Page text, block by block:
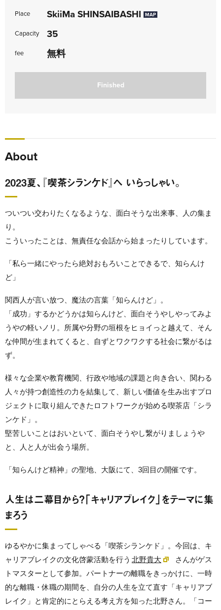
Place SkiiMa SHINSAIBASHI MAP
Capacity 35
fee 無料
Finished
About
2023夏、『喫茶シランケド』へ いらっしゃい。
ついつい交わりたくなるような、面白そうな出来事、人の集ま
り。
こういったことは、無責任な会話から始まったりしています。
「私ら一緒にやったら絶対おもろいことできるで、知らんけ
ど」
関西人が言い放つ、魔法の言葉「知らんけど」。
「成功」するかどうかは知らんけど、面白そうやしやってみよ
うやの軽いノリ。所属や分野の垣根をヒョイっと越えて、そん
な仲間が生まれてくると、自ずとワクワクする社会に繋がるは
ず。
様々な企業や教育機関、行政や地域の課題と向き合い、関わる
人々が持つ創造性の力を結集して、新しい価値を生み出すプロ
ジェクトに取り組んできたロフトワークが始める喫茶店「シラ
ンケド」。
堅苦しいことはおいといて、面白そうやし繋がりましょうや
と、人と人が出会う場所。
「知らんけど精神」の聖地、大阪にて、3回目の開催です。
人生は二幕目から？「キャリアブレイク」をテーマに集
まろう
ゆるやかに集まってしゃべる「喫茶シランケド」。今回は、 キ
ャリアブレイクの文化啓蒙活動を行う 北野貴大
さんがゲス
トマスターとして参加。パートナーの離職をきっかけに、 一時
的な離職・休職の期間を、
自分の人生を立て直す 「キャリアブ
レイク」と肯定的にとらえる考え方を知った北野さん。「コー